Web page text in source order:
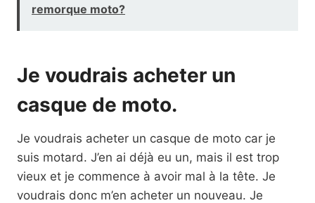
remorque moto?
Je voudrais acheter un
casque de moto.
Je voudrais acheter un casque de moto car je
suis motard. J’en ai déjà eu un, mais il est trop
vieux et je commence à avoir mal à la tête. Je
voudrais donc m’en acheter un nouveau. Je